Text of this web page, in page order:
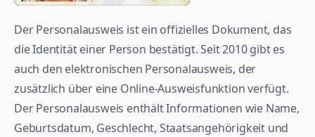
Der Personalausweis ist ein offizielles Dokument, das
die Identität einer Person bestätigt. Seit 2010 gibt es
auch den elektronischen Personalausweis, der
zusätzlich über eine Online-Ausweisfunktion verfügt.
Der Personalausweis enthält Informationen wie Name,
Geburtsdatum, Geschlecht, Staatsangehörigkeit und